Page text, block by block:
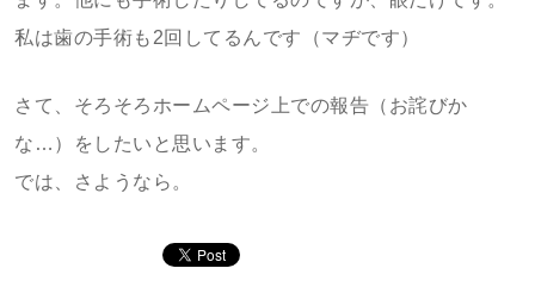
私は歯の手術も2回してるんです（マヂです）
さて、そろそろホームページ上での報告（お詫びか
な…）をしたいと思います。
では、さようなら。